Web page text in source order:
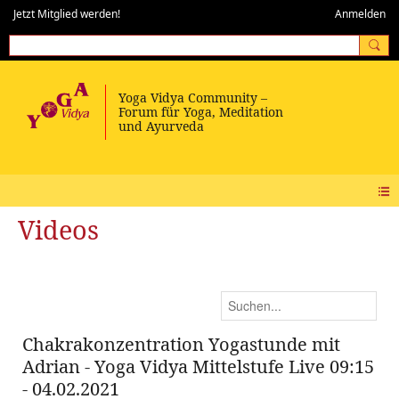
Jetzt Mitglied werden! Anmelden
Videos
Chakrakonzentration Yogastunde mit
Adrian - Yoga Vidya Mittelstufe Live 09:15
- 04.02.2021